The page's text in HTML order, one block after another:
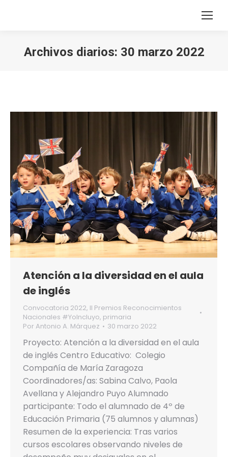
Archivos diarios: 30 marzo 2022
Atención a la diversidad en el aula
de inglés
Convocatoria 2022, II Premios Reconocimientos
Nacionales #YoIncluyo, primaria
Por Antonio A. Márquez 30 marzo 2022
Proyecto: Atención a la diversidad en el aula
de inglés Centro Educativo: Colegio
Compañía de María Zaragoza
Coordinadores/as: Sabina Calvo, Paola
Avellana y Alejandro Puyo Alumnado
participante: Todo el alumnado de 4º de
Educación Primaria (75 alumnos y alumnas)
Resumen de la experiencia: Tras varios
cursos escolares observando niveles de